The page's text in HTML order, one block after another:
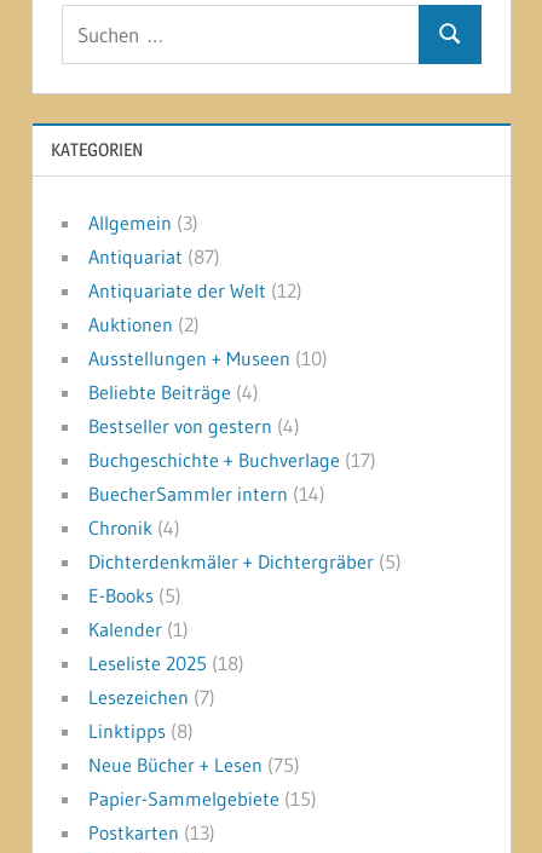
Suchen
KATEGORIEN
Allgemein (3)
Antiquariat (87)
Antiquariate der Welt (12)
Auktionen (2)
Ausstellungen + Museen (10)
Beliebte Beiträge (4)
Bestseller von gestern (4)
Buchgeschichte + Buchverlage (17)
BuecherSammler intern (14)
Chronik(4)
Dichterdenkmäler + Dichtergräber(5)
E-Books(5)
Kalender(1)
Leseliste 2025 (18)
Lesezeichen (7)
Linktipps(8)
Neue Bücher + Lesen (75)
Papier-Sammelgebiete (15)
Postkarten (13)